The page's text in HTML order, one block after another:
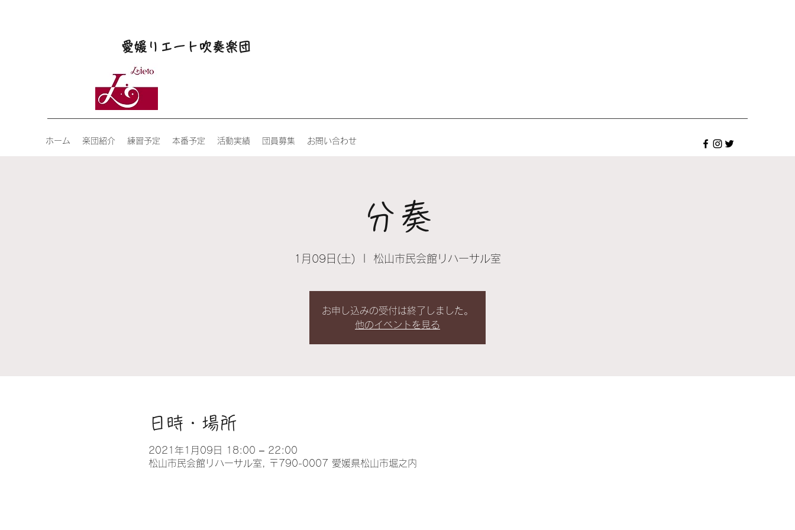
愛媛リエート吹奏楽団
ホーム 楽団紹介 練習予定 本番予定 活動実績 団員募集 お問い合わせ
分奏
1月09日(土) 松山市民会館リハーサル室
お申し込みの受付は終了しました。
他のイベントを見る
日時・場所
2021年1月09日 18:00 – 22:00
松山市民会館リハーサル室, 〒790-0007 愛媛県松山市堀之内